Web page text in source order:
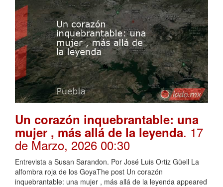
Un corazón inquebrantable: una
mujer , más allá de la leyenda. 17
de Marzo, 2026 00:30
Entrevista a Susan Sarandon. Por José Luis Ortiz Güell La
alfombra roja de los GoyaThe post Un corazón
inquebrantable: una mujer , más allá de la leyenda appeared